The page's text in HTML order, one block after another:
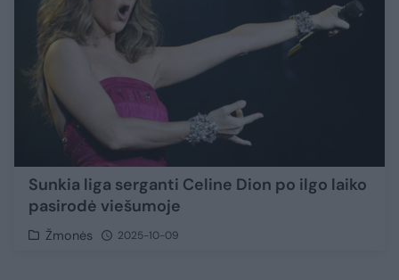
Sunkia liga serganti Celine Dion po ilgo laiko
pasirodė viešumoje
Žmonės 2025-10-09